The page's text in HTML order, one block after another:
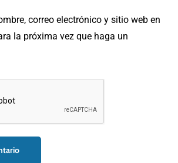
correo electrónico y sitio web en
la próxima vez que haga un